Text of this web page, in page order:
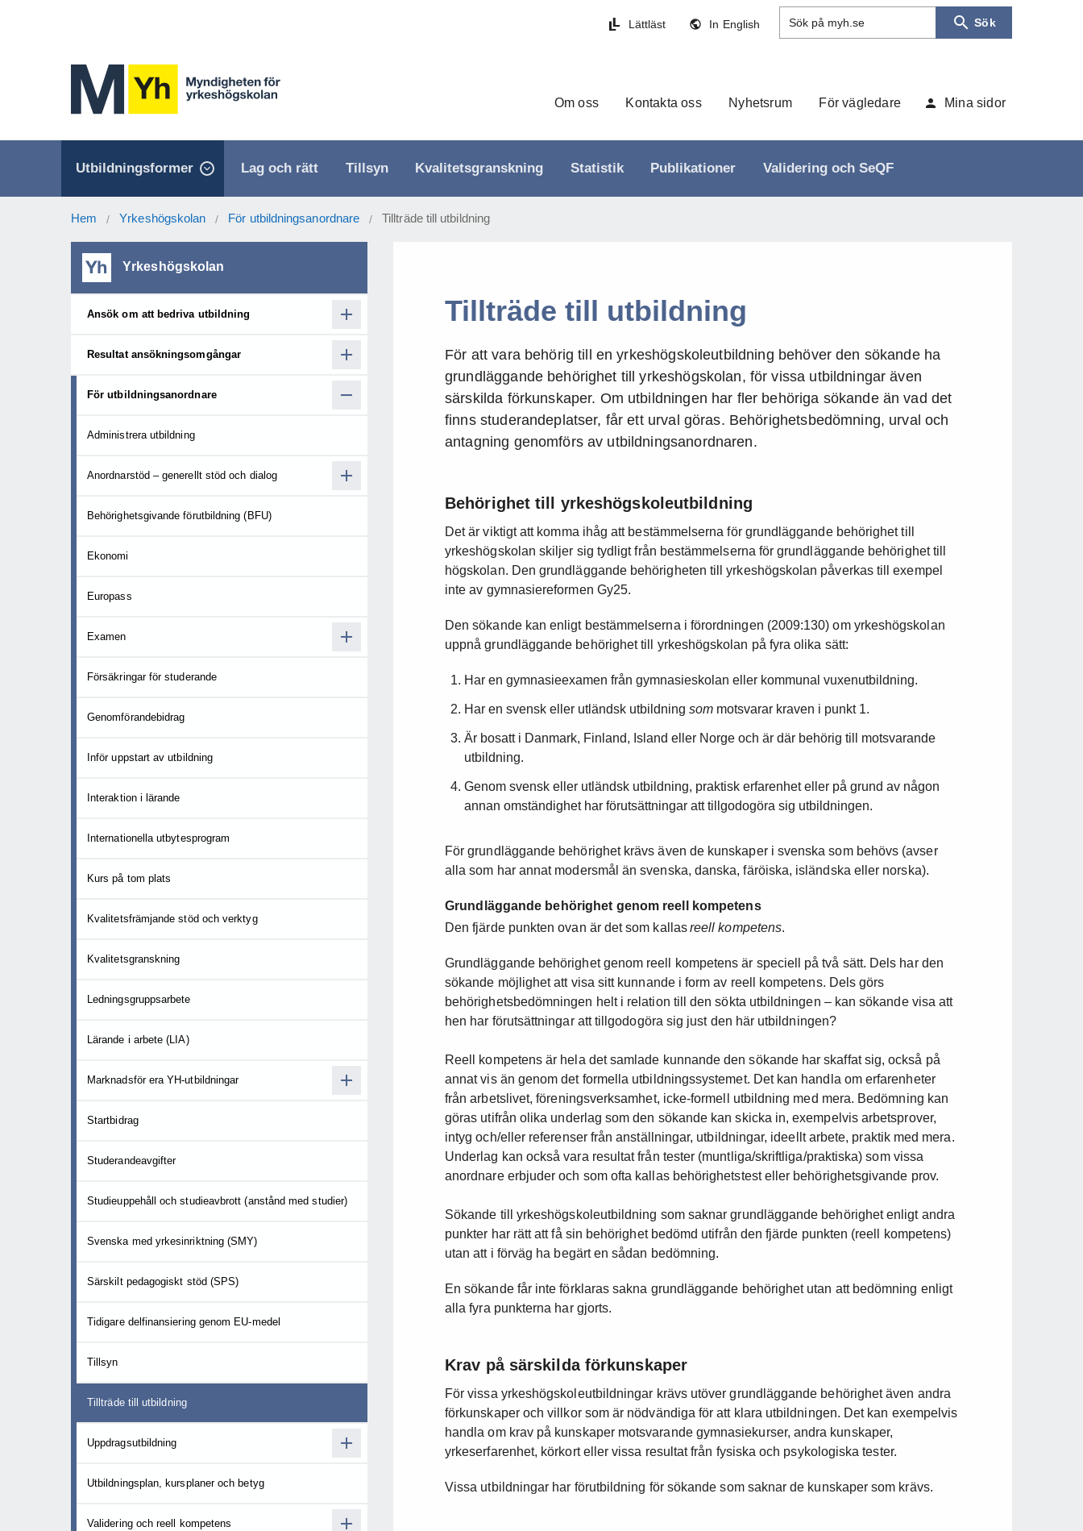
Lättläst In English Sök på myh.se Sök
Om oss Kontakta oss Nyhetsrum För vägledare Mina sidor
Utbildningsformer Lag och rätt Tillsyn Kvalitetsgranskning Statistik Publikationer Validering och SeQF
Hem / Yrkeshögskolan / För utbildningsanordnare / Tillträde till utbildning
Tillträde till utbildning
För att vara behörig till en yrkeshögskoleutbildning behöver den sökande ha
grundläggande behörighet till yrkeshögskolan, för vissa utbildningar även
särskilda förkunskaper. Om utbildningen har fler behöriga sökande än vad det
finns studerandeplatser, får ett urval göras. Behörighetsbedömning, urval och
antagning genomförs av utbildningsanordnaren.
Behörighet till yrkeshögskoleutbildning
Det är viktigt att komma ihåg att bestämmelserna för grundläggande behörighet till
yrkeshögskolan skiljer sig tydligt från bestämmelserna för grundläggande behörighet till
högskolan. Den grundläggande behörigheten till yrkeshögskolan påverkas till exempel
inte av gymnasiereformen Gy25.
Den sökande kan enligt bestämmelserna i förordningen (2009:130) om yrkeshögskolan
uppnå grundläggande behörighet till yrkeshögskolan på fyra olika sätt:
Har en gymnasieexamen från gymnasieskolan eller kommunal vuxenutbildning.
Har en svensk eller utländsk utbildning som motsvarar kraven i punkt 1.
Är bosatt i Danmark, Finland, Island eller Norge och är där behörig till motsvarande
utbildning.
Genom svensk eller utländsk utbildning, praktisk erfarenhet eller på grund av någon
annan omständighet har förutsättningar att tillgodogöra sig utbildningen.
För grundläggande behörighet krävs även de kunskaper i svenska som behövs (avser
alla som har annat modersmål än svenska, danska, färöiska, isländska eller norska).
Grundläggande behörighet genom reell kompetens
Den fjärde punkten ovan är det som kallasreell kompetens.
Grundläggande behörighet genom reell kompetens är speciell på två sätt. Dels har den
sökande möjlighet att visa sitt kunnande i form av reell kompetens. Dels görs
behörighetsbedömningen helt i relation till den sökta utbildningen – kan sökande visa att
hen har förutsättningar att tillgodogöra sig just den här utbildningen?
Reell kompetens är hela det samlade kunnande den sökande har skaffat sig, också på
annat vis än genom det formella utbildningssystemet. Det kan handla om erfarenheter
från arbetslivet, föreningsverksamhet, icke-formell utbildning med mera. Bedömning kan
göras utifrån olika underlag som den sökande kan skicka in, exempelvis arbetsprover,
intyg och/eller referenser från anställningar, utbildningar, ideellt arbete, praktik med mera.
Underlag kan också vara resultat från tester (muntliga/skriftliga/praktiska) som vissa
anordnare erbjuder och som ofta kallas behörighetstest eller behörighetsgivande prov.
Sökande till yrkeshögskoleutbildning som saknar grundläggande behörighet enligt andra
punkter har rätt att få sin behörighet bedömd utifrån den fjärde punkten (reell kompetens)
utan att i förväg ha begärt en sådan bedömning.
En sökande får inte förklaras sakna grundläggande behörighet utan att bedömning enligt
alla fyra punkterna har gjorts.
Krav på särskilda förkunskaper
För vissa yrkeshögskoleutbildningar krävs utöver grundläggande behörighet även andra
förkunskaper och villkor som är nödvändiga för att klara utbildningen. Det kan exempelvis
handla om krav på kunskaper motsvarande gymnasiekurser, andra kunskaper,
yrkeserfarenhet, körkort eller vissa resultat från fysiska och psykologiska tester.
Vissa utbildningar har förutbildning för sökande som saknar de kunskaper som krävs.
Yrkeshögskolan
Ansök om att bedriva utbildning
Resultat ansökningsomgångar
För utbildningsanordnare
Administrera utbildning
Anordnarstöd – generellt stöd och dialog
Behörighetsgivande förutbildning (BFU)
Ekonomi
Europass
Examen
Försäkringar för studerande
Genomförandebidrag
Inför uppstart av utbildning
Interaktion i lärande
Internationella utbytesprogram
Kurs på tom plats
Kvalitetsfrämjande stöd och verktyg
Kvalitetsgranskning
Ledningsgruppsarbete
Lärande i arbete (LIA)
Marknadsför era YH-utbildningar
Startbidrag
Studerandeavgifter
Studieuppehåll och studieavbrott (anstånd med studier)
Svenska med yrkesinriktning (SMY)
Särskilt pedagogiskt stöd (SPS)
Tidigare delfinansiering genom EU-medel
Tillsyn
Tillträde till utbildning
Uppdragsutbildning
Utbildningsplan, kursplaner och betyg
Validering och reell kompetens